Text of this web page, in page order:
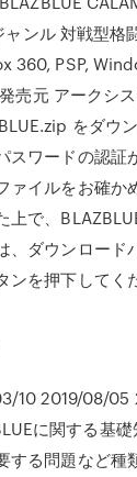
ャンル 対戦型格
360, PSP,
売元 アークシ
をダウ
ワードの認証
ァイルをお確か
上で、
、ダウンロード
を押下してく
10 2019/08/05
に関する基
する問題など種